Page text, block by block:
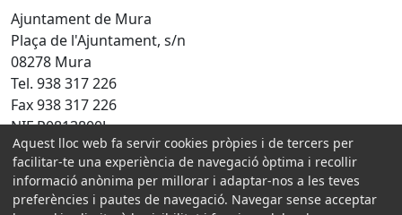
Ajuntament de Mura
Plaça de l'Ajuntament, s/n
08278 Mura
Tel. 938 317 226
Fax 938 317 226
NIF P0813800J
Amb la col·laboració de:
Aquest lloc web fa servir cookies pròpies i de tercers per
facilitar-te una experiència de navegació òptima i recollir
informació anònima per millorar i adaptar-nos a les teves
preferències i pautes de navegació. Navegar sense acceptar